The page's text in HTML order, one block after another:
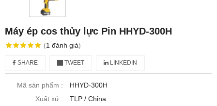
Máy ép cos thủy lực Pin HHYD-300H
(1 đánh giá)
SHARE TWEET LINKEDIN
Mã sản phẩm :
HHYD-300H
Xuất xứ :
TLP / China